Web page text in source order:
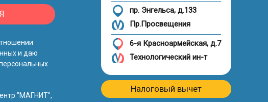
и даю
"МАГНИТ",
пр. Энгельса, д.133
Пр.Просвещения
6-я Красноармейская, д.7
Технологический ин-т
Налоговый вычет